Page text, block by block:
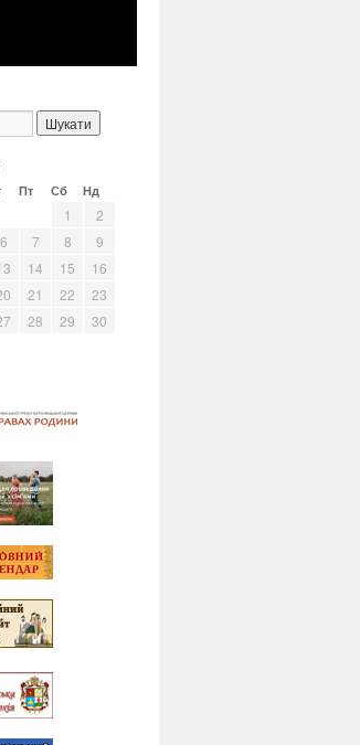
Пт Сб Нд
1
2
6 7 8
9
14 15
16
21 22
23
28 29
30